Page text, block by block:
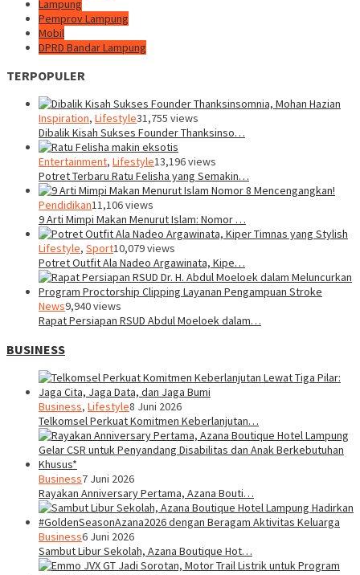
Lampung
Pemprov Lampung
Mobil
DPRD Bandar Lampung
TERPOPULER
Inspiration, Lifestyle31,755 views
Dibalik Kisah Sukses Founder Thanksinso…
Entertainment, Lifestyle13,196 views
Potret Terbaru Ratu Felisha yang Semakin…
Pendidikan11,106 views
9 Arti Mimpi Makan Menurut Islam: Nomor …
Lifestyle, Sport10,079 views
Potret Outfit Ala Nadeo Argawinata, Kipe…
News9,940 views
Rapat Persiapan RSUD Abdul Moeloek dalam…
BUSINESS
Business, Lifestyle8 Juni 2026
Telkomsel Perkuat Komitmen Keberlanjutan…
Business7 Juni 2026
Rayakan Anniversary Pertama, Azana Bouti…
Business6 Juni 2026
Sambut Libur Sekolah, Azana Boutique Hot…